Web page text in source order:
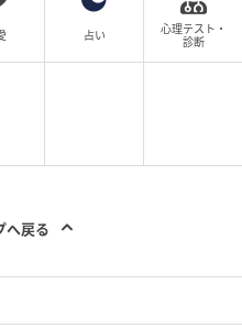
占い
心理テスト・
診断
へ戻る